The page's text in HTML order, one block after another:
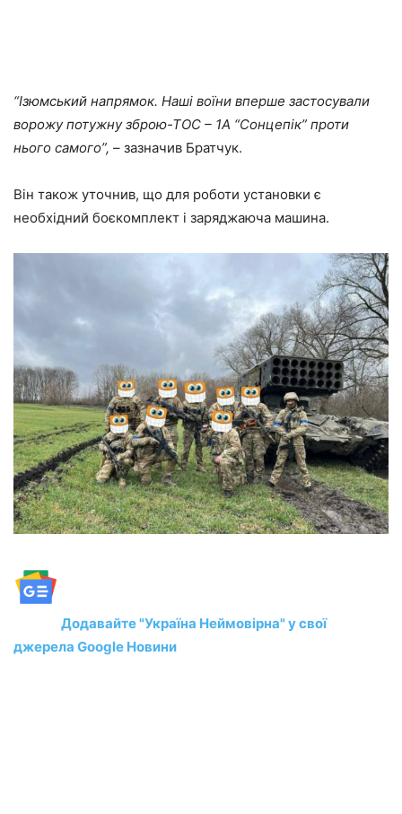
“Ізюмський напрямок. Наші воїни вперше застосували
ворожу потужну зброю-ТОС – 1А “Сонцепік” проти
нього самого”, – зазначив Братчук.
Він також уточнив, що для роботи установки є
необхідний боєкомплект і заряджаюча машина.
Додавайте "Україна Неймовірна" у свої
джерела Google Новини